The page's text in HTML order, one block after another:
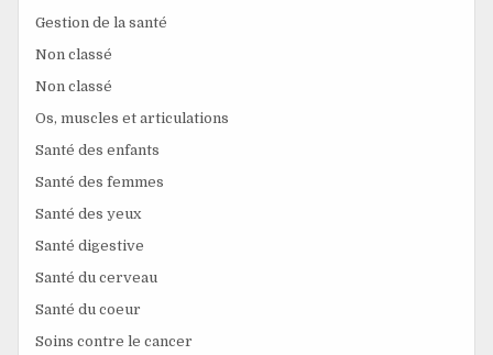
Gestion de la santé
Non classé
Non classé
Os, muscles et articulations
Santé des enfants
Santé des femmes
Santé des yeux
Santé digestive
Santé du cerveau
Santé du coeur
Soins contre le cancer